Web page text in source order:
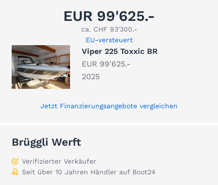
EUR 99'625.-
ca. CHF 93'300.-
EU-versteuert
Viper 225 Toxxic BR
EUR 99'625.-
2025
Jetzt Finanzierungsangebote vergleichen
Brüggli Werft
Verifizierter Verkäufer
Seit über 10 Jahren Händler auf Boot24